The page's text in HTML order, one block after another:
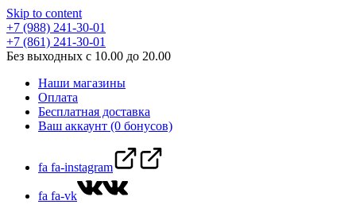
Skip to content
+7 (988) 241-30-01
+7 (861) 241-30-01
Без выходных с 10.00 до 20.00
Наши магазины
Оплата
Бесплатная доставка
Ваш аккаунт (0 бонусов)
fa fa-instagram
fa fa-vk